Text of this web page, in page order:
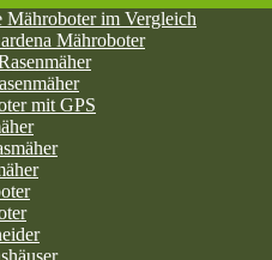
Mähroboter im Vergleich
Mähroboter
mit GPS